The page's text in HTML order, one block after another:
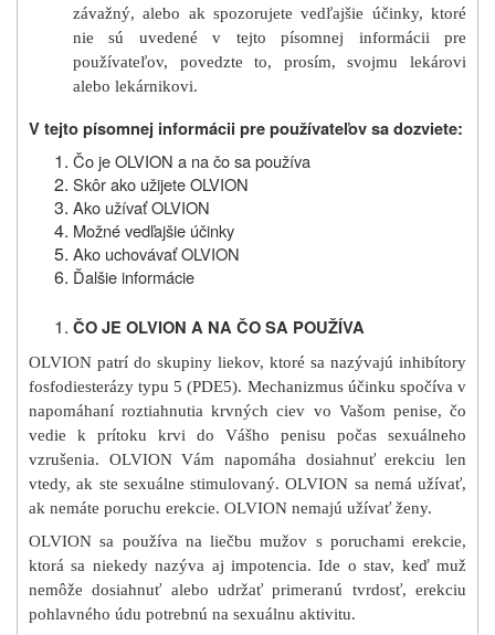
závažný, alebo ak spozorujete vedľajšie účinky, ktoré
nie sú uvedené v tejto písomnej informácii pre
používateľov, povedzte to, prosím, svojmu lekárovi
alebo lekárnikovi.
V tejto písomnej informácii pre používateľov sa dozviete:
Čo je OLVION a na čo sa používa
Skôr ako užijete OLVION
Ako užívať OLVION
Možné vedľajšie účinky
Ako uchovávať OLVION
Ďalšie informácie
ČO JE OLVION A NA ČO SA POUŽÍVA
OLVION patrí do skupiny liekov, ktoré sa nazývajú inhibítory
fosfodiesterázy typu 5 (PDE5). Mechanizmus účinku spočíva v
napomáhaní roztiahnutia krvných ciev vo Vašom penise, čo
vedie k prítoku krvi do Vášho penisu počas sexuálneho
vzrušenia. OLVION Vám napomáha dosiahnuť erekciu len
vtedy, ak ste sexuálne stimulovaný. OLVION sa nemá užívať,
ak nemáte poruchu erekcie. OLVION nemajú užívať ženy.
OLVION sa používa na liečbu mužov s poruchami erekcie,
ktorá sa niekedy nazýva aj impotencia. Ide o stav, keď muž
nemôže dosiahnuť alebo udržať primeranú tvrdosť, erekciu
pohlavného údu potrebnú na sexuálnu aktivitu.